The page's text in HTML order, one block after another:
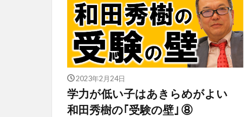
2023年2月24日
学力が低い子はあきらめがよい
和田秀樹の｢受験の壁｣ ⑧